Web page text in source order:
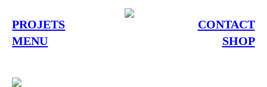
PROJETS
MENU
CONTACT
SHOP